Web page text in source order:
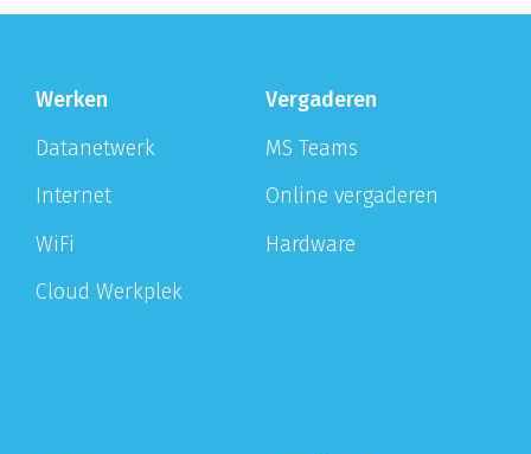
Werken
Datanetwerk
Internet
WiFi
Cloud Werkplek
Vergaderen
MS Teams
Online vergaderen
Hardware